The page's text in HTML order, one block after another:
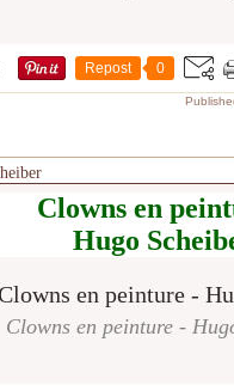
Repost 0
Clowns en
Hugo
Clowns en peinture -